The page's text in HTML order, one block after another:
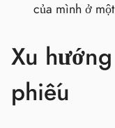
của mình ở
Xu
phiếu